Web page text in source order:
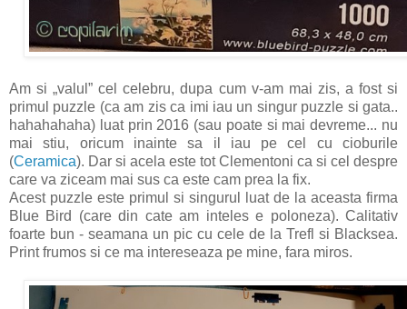
Am si „valul” cel celebru, dupa cum v-am mai zis, a fost si
primul puzzle (ca am zis ca imi iau un singur puzzle si gata..
hahahahaha) luat prin 2016 (sau poate si mai devreme... nu
mai stiu, oricum inainte sa il iau pe cel cu cioburile
(Ceramica). Dar si acela este tot Clementoni ca si cel despre
care va ziceam mai sus ca este cam prea la fix.
Acest puzzle este primul si singurul luat de la aceasta firma
Blue Bird (care din cate am inteles e poloneza). Calitativ
foarte bun - seamana un pic cu cele de la Trefl si Blacksea.
Print frumos si ce ma intereseaza pe mine, fara miros.